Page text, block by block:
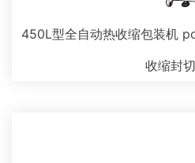
450L型全自动热收缩包装机
收缩封